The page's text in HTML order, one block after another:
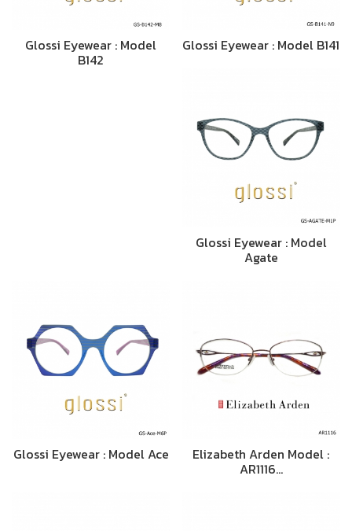
Glossi Eyewear : Model
B142
Glossi Eyewear : Model B141
Glossi Eyewear : Model
Agate
Glossi Eyewear : Model Ace Elizabeth Arden Model :
AR1116…